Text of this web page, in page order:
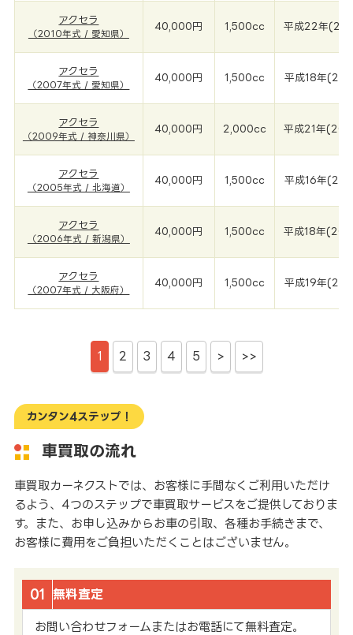
アクセラ
（2010年式 / 愛知県）
40,000円 1,500cc 平成22年
アクセラ
（2007年式 / 愛知県）
40,000円 1,500cc 平成18年
アクセラ
（2009年式 / 神奈川県）
40,000円 2,000cc 平成21年
アクセラ
（2005年式 / 北海道）
40,000円 1,500cc 平成16年
アクセラ
（2006年式 / 新潟県）
40,000円 1,500cc 平成18年
アクセラ
（2007年式 / 大阪府）
40,000円 1,500cc 平成19年
1 2 3 4 5 > >>
カンタン4ステップ！
車買取の流れ
車買取カーネクストでは、お客様に手間なくご利用いただけ
るよう、4つのステップで車買取サービスをご提供しておりま
す。また、お申し込みからお車の引取、各種お手続きまで、
お客様に費用をご負担いただくことはございません。
01 無料査定
お問い合わせフォームまたはお電話にて無料査定。